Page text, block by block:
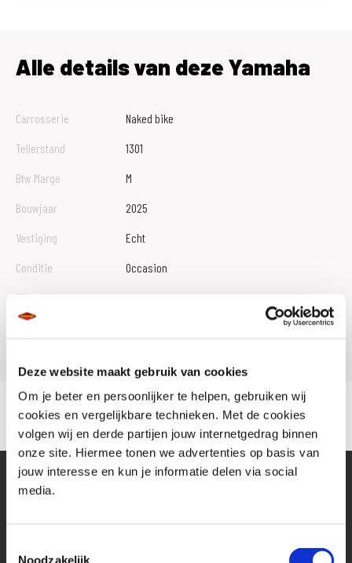
Deze website maakt gebruik van cookies
Om je beter en persoonlijker te helpen, gebruiken wij
cookies en vergelijkbare technieken. Met de cookies
volgen wij en derde partijen jouw internetgedrag binnen
onze site. Hiermee tonen we advertenties op basis van
jouw interesse en kun je informatie delen via social
media.
Noodzakelijk
Alle details van deze Yamaha
Carrosserie
Naked bike
Tellerstand
1301
Btw Marge
M
Bouwjaar
2025
Vestiging
Echt
Conditie
Occasion
Rijbewijs type